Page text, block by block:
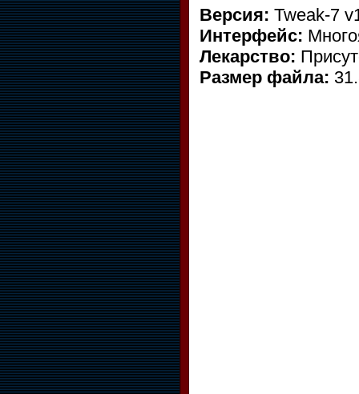
Версия: Tweak-7
Интерфейс:
Лекарство:
Размер файла: